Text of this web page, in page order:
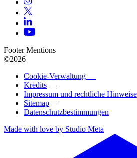
Footer Mentions
©2026
Cookie-Verwaltung —
Kredits —
Impressum und rechtliche Hinweise
Sitemap —
Datenschutzbestimmungen
Made with love by Studio Meta